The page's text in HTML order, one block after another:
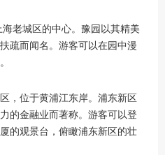
老城区的中心。豫园以其精美
疏而闻名。游客可以在园中漫
，位于黄浦江东岸。浦东新区
的金融业而著称。游客可以登
的观景台，俯瞰浦东新区的壮